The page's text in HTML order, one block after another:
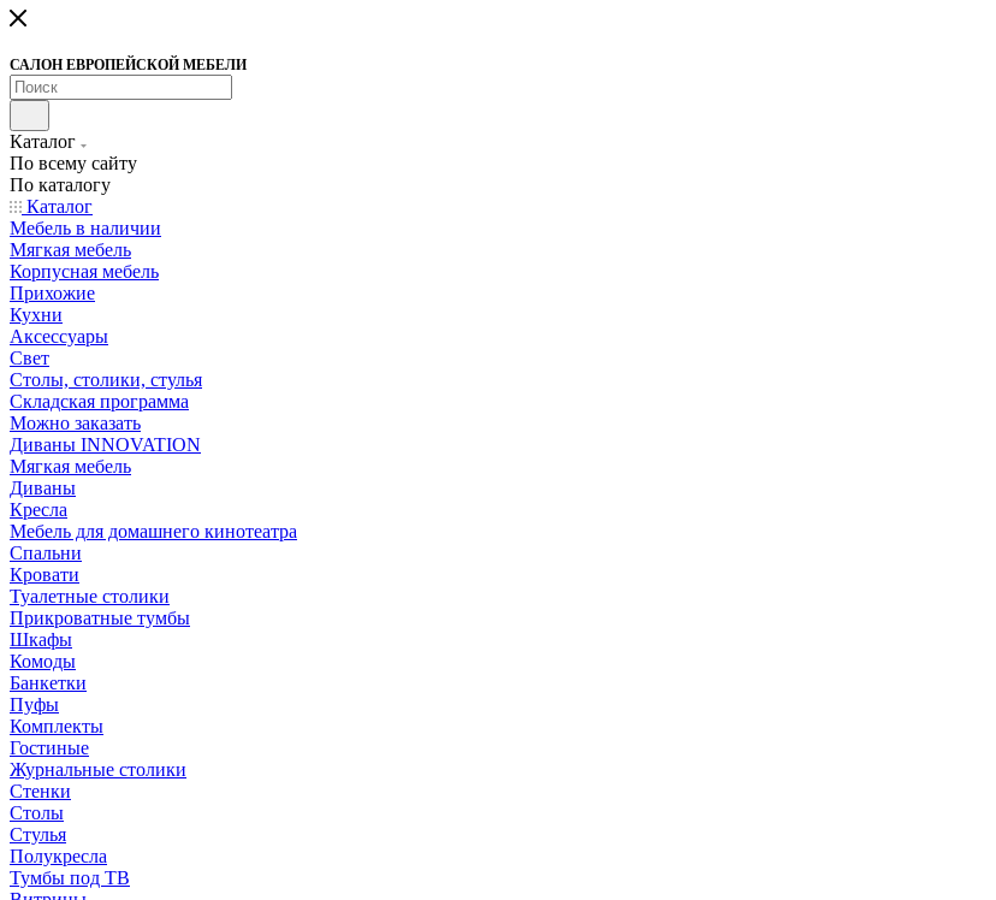
САЛОН ЕВРОПЕЙСКОЙ МЕБЕЛИ
Каталог
По всему сайту
По каталогу
Каталог
Мебель в наличии
Мягкая мебель
Корпусная мебель
Прихожие
Кухни
Аксессуары
Свет
Столы, столики, стулья
Складская программа
Можно заказать
Диваны INNOVATION
Мягкая мебель
Диваны
Кресла
Мебель для домашнего кинотеатра
Спальни
Кровати
Туалетные столики
Прикроватные тумбы
Шкафы
Комоды
Банкетки
Пуфы
Комплекты
Гостиные
Журнальные столики
Стенки
Столы
Стулья
Полукресла
Тумбы под ТВ